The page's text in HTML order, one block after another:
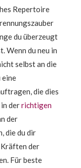
Repertoire
du überzeugt
Wenn du neu in
selbst an die
eine
die dies
derrichtigen
der
die du dir
der
Für beste